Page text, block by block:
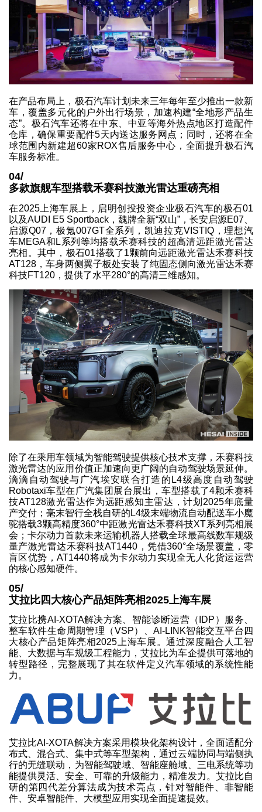
在产品布局上，极石汽车计划未来三年每年至少推出一款新
车，覆盖多元化的户外出行场景，加速构建“全地形产品生
态”。极石汽车还将在中东、中亚等海外热点地区打造配件
仓库，确保重要配件5天内送达服务网点；同时，还将在全
球范围内新建超60家ROX售后服务中心，全面提升极石汽
车服务标准。
04/
多款旗舰车型搭载禾赛科技激光雷达重磅亮相
在2025上海车展上，启明创投投资企业极石汽车的极石01
以及AUDI E5 Sportback，魏牌全新“双山”，长安启源E07、
启源Q07，极氪007GT全系列，凯迪拉克VISTIQ，理想汽
车MEGA和L系列等均搭载禾赛科技的超高清远距激光雷达
亮相。其中，极石01搭载了1颗前向远距激光雷达禾赛科技
AT128，车身两侧翼子板处安装了纯固态侧向激光雷达禾赛
科技FT120，提供了水平280°的高清三维感知。
除了在乘用车领域为智能驾驶提供核心技术支撑，禾赛科技
激光雷达的应用价值正加速向更广阔的自动驾驶场景延伸。
滴滴自动驾驶与广汽埃安联合打造的L4级高度自动驾驶
Robotaxi车型在广汽集团展台展出，车型搭载了4颗禾赛科
技AT128激光雷达作为远距感知主雷达，计划2025年底量
产交付；毫末智行全栈自研的L4级末端物流自动配送车小魔
驼搭载3颗高精度360°中距激光雷达禾赛科技XT系列亮相展
会；卡尔动力首款未来运输机器人搭载全球最高线数车规级
量产激光雷达禾赛科技AT1440，凭借360°全场景覆盖，零
盲区优势，AT1440将成为卡尔动力实现全无人化货运运营
的核心感知硬件。
05/
艾拉比四大核心产品矩阵亮相2025上海车展
艾拉比携AI-XOTA解决方案、智能诊断运营（IDP）服务、
整车软件生命周期管理（VSP）、AI-LINK智能交互平台四
大核心产品矩阵亮相2025上海车展。通过深度融合人工智
能、大数据与车规级工程能力，艾拉比为车企提供可落地的
转型路径，完整展现了其在软件定义汽车领域的系统性能
力。
艾拉比AI-XOTA解决方案采用模块化架构设计，全面适配分
布式、混合式、集中式等车型架构，通过云端协同与端侧执
行的无缝联动，为智能驾驶域、智能座舱域、三电系统等功
能提供灵活、安全、可靠的升级能力，精准发力。艾拉比自
研的第四代差分算法成为技术亮点，针对智能件、非智能
件、安卓智能件、大模型应用实现全面提速提效。